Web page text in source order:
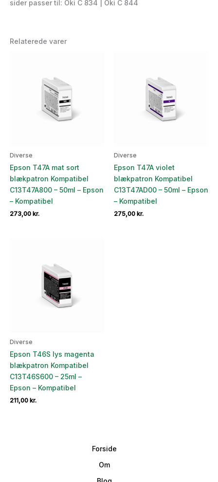
sider passer til: Oki C 834 | Oki C 844
Relaterede varer
Diverse
Epson T47A mat sort
blækpatron Kompatibel
C13T47A800 – 50ml – Epson
– Kompatibel
273,00 kr.
Diverse
Epson T47A violet
blækpatron Kompatibel
C13T47AD00 – 50ml – Epson
– Kompatibel
275,00 kr.
Diverse
Epson T46S lys magenta
blækpatron Kompatibel
C13T46S600 – 25ml –
Epson – Kompatibel
211,00 kr.
Forside
Om